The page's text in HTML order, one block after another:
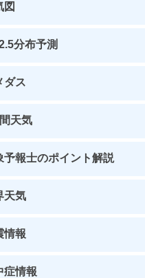
図
分布予測
ダス
天気
予報士のポイント解説
天気
情報
症情報